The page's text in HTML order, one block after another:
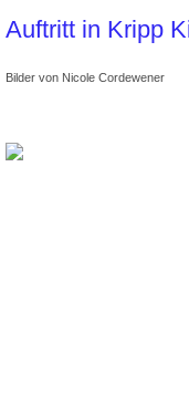
Auftritt in Kripp
Bilder von Nicole Cordewener